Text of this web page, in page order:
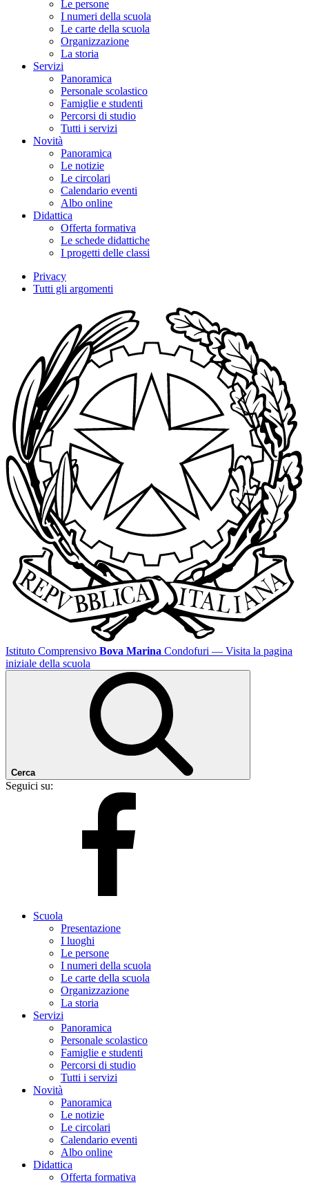
Le persone
I numeri della scuola
Le carte della scuola
Organizzazione
La storia
Servizi
Panoramica
Personale scolastico
Famiglie e studenti
Percorsi di studio
Tutti i servizi
Novità
Panoramica
Le notizie
Le circolari
Calendario eventi
Albo online
Didattica
Offerta formativa
Le schede didattiche
I progetti delle classi
Privacy
Tutti gli argomenti
Istituto Comprensivo Bova Marina Condofuri — Visita la pagina
iniziale della scuola
Cerca
Seguici su:
Scuola
Presentazione
I luoghi
Le persone
I numeri della scuola
Le carte della scuola
Organizzazione
La storia
Servizi
Panoramica
Personale scolastico
Famiglie e studenti
Percorsi di studio
Tutti i servizi
Novità
Panoramica
Le notizie
Le circolari
Calendario eventi
Albo online
Didattica
Offerta formativa